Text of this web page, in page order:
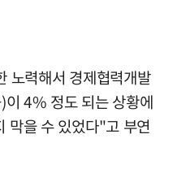
노력해서 경제협력개발
이 4% 정도 되는 상황에
막을 수 있었다"고 부연